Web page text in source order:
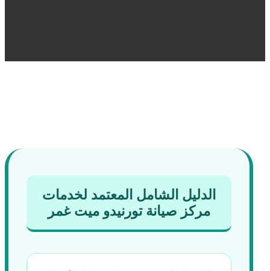
الدليل الشامل المعتمد لخدمات
مركز صيانة تورنيدو ميت غمر